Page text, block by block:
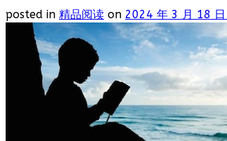
posted in 精品阅读 on 2024 年 3 月 18 日